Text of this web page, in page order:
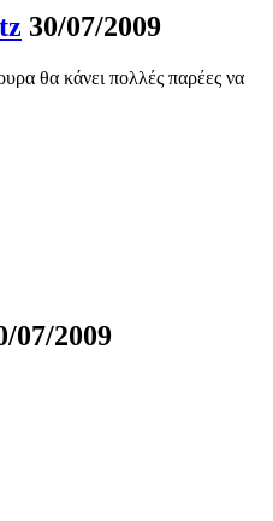
30/07/2009
θα κάνει πολλές παρέες να
07/2009